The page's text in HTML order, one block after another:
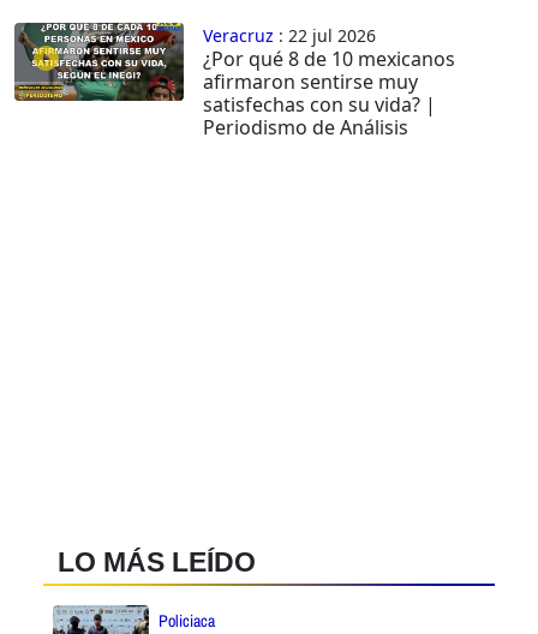
Veracruz : 22 jul 2026
¿Por qué 8 de 10 mexicanos
afirmaron sentirse muy
satisfechas con su vida? |
Periodismo de Análisis
LO MÁS LEÍDO
Policiaca